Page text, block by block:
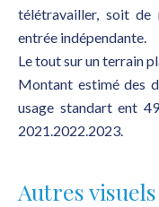
télétravailler, soit
entrée indépendante.
Le tout sur un terrain
Montant estimé des
usage standart ent
2021.2022.2023.
Autres visuels